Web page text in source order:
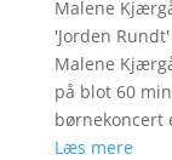
Malene
'Jorden Rundt'
Malene
på blot 60
børnekoncert
Læs mere